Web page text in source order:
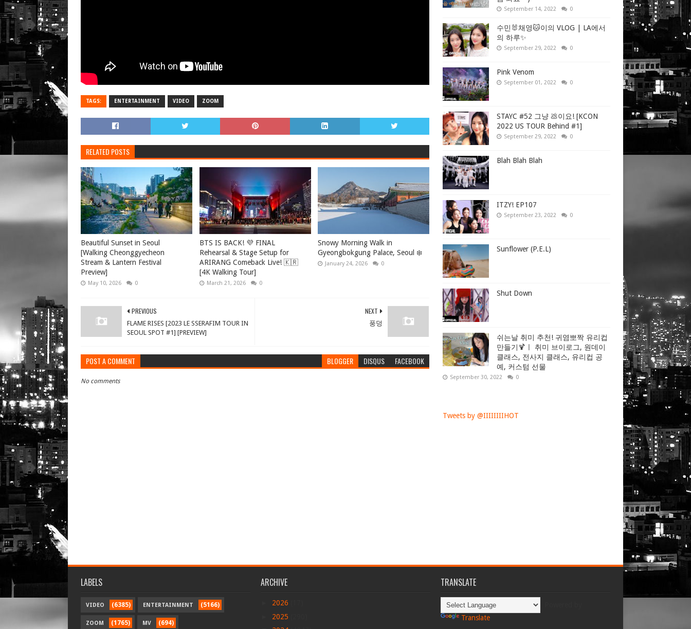
TAGS: ENTERTAINMENT VIDEO ZOOM
RELATED POSTS
Beautiful Sunset in Seoul
[Walking Cheonggyecheon
Stream & Lantern Festival
Preview]
May 10, 2026 0
BTS IS BACK! 💜 FINAL
Rehearsal & Stage Setup for
ARIRANG Comeback Live! 🇰🇷
[4K Walking Tour]
March 21, 2026 0
Snowy Morning Walk in
Gyeongbokgung Palace, Seoul ❄️
January 24, 2026 0
NEXT
풍덩
PREVIOUS
FLAME RISES [2023 LE SSERAFIM TOUR IN
SEOUL SPOT #1] [PREVIEW]
POST A COMMENT BLOGGER DISQUS FACEBOOK
No comments
September 14, 2022 0
수민🐰채영🐱이의 VLOG | LA에서
의 하루✨
September 29, 2022 0
Pink Venom
September 01, 2022 0
STAYC #52 그냥 💩이요! [KCON
2022 US TOUR Behind #1]
September 29, 2022 0
Blah Blah Blah
ITZY! EP107
September 23, 2022 0
Sunflower (P.E.L)
Shut Down
쉬는날 취미 추천! 귀염뽀짝 유리컵
만들기🍹ㅣ 취미 브이로그, 원데이
클래스, 전사지 클래스, 유리컵 공
예, 커스텀 선물
September 30, 2022 0
Tweets by @IIIIIIIIHOT
LABELS
VIDEO (6385) ENTERTAINMENT (5166)
ZOOM (1765) MV (694)
ARCHIVE
2026
2025
TRANSLATE
Translate